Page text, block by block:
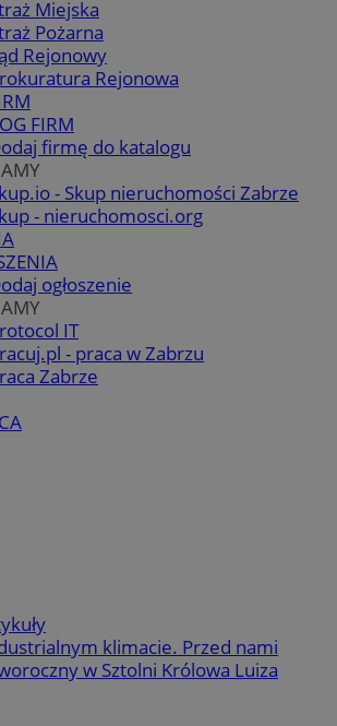
Miejska
Pożarna
Rejonowy
Rejonowa
FIRM
firmę do katalogu
- Skup nieruchomości Zabrze
- nieruchomosci.org
ogłoszenie
IT
- praca w Zabrzu
Zabrze
klimacie. Przed nami
w Sztolni Królowa Luiza